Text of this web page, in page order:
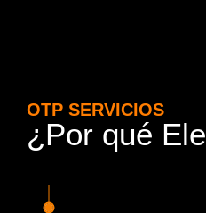
OTP SERVICIOS
¿Por qué